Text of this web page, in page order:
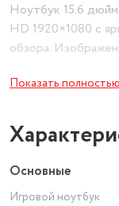
Ноутбук 15.6
HD 1920×1080 с
обзора.
текстом,
режим защиты
подходит для
учебных проектов
программ и
Показать
Основные
Игровой ноутбук